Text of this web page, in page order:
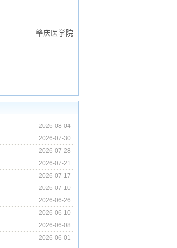
肇庆医学院
2026-08-04
2026-07-30
2026-07-28
2026-07-21
2026-07-17
2026-07-10
2026-06-26
2026-06-10
2026-06-08
2026-06-01